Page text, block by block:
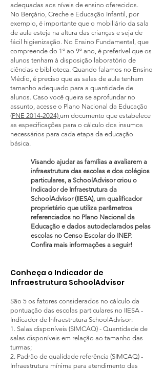
adequadas aos níveis de ensino oferecidos.
No Berçário, Creche e Educação Infantil, por
exemplo, é importante que o mobiliário da sala
de aula esteja na altura das crianças e seja de
fácil higienização. No Ensino Fundamental, que
compreende do 1º ao 9º ano, é preferível que os
alunos tenham à disposição laboratório de
ciências e biblioteca. Quando falamos no Ensino
Médio, é preciso que as salas de aula tenham
tamanho adequado para a quantidade de
alunos. Caso você queira se aprofundar no
assunto, acesse o Plano Nacional da Educação
(PNE 2014-2024) um documento que estabelece
as especificações para o cálculo dos insumos
necessários para cada etapa da educação
básica.
Visando ajudar as famílias a avaliarem a
infraestrutura das escolas e dos colégios
particulares, a SchoolAdvisor criou o
Indicador de Infraestrutura da
SchoolAdvisor (IIESA), um qualificador
proprietário que utiliza parâmetros
referenciados no Plano Nacional da
Educação e dados autodeclarados pelas
escolas no Censo Escolar do INEP.
Confira mais informações a seguir!
Conheça o Indicador de
Infraestrutura SchoolAdvisor
São 5 os fatores considerados no cálculo da
pontuação das escolas particulares no IIESA -
Indicador de Infraestrutura SchoolAdvisor:
1. Salas disponíveis (SIMCAQ) - Quantidade de
salas disponíveis em relação ao tamanho das
turmas;
2. Padrão de qualidade referência (SIMCAQ) -
Infraestrutura mínima para atendimento das